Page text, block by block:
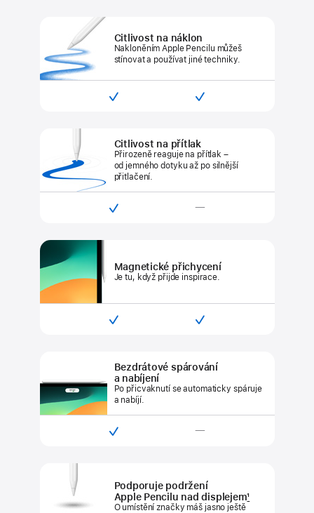
Citlivost na náklon
Nakloněním Apple Pencilu můžeš
stínovat a používat jiné techniky.
Kompatibilní

Kompatibilní
(USB‑C)

Citlivost na přítlak
Přirozeně reaguje na přítlak –
od jemnéhodotyku až po silnější
přitlačení.
Kompatibilní

(USB‑C)
—
Magnetické přichycení
Je tu, když přijde inspirace.
Kompatibilní

Kompatibilní
(USB‑C)

Bezdrátové spárování
a nabíjení
Po přicvaknutí se automaticky spáruje
a nabíjí.
Kompatibilní

(USB‑C)
—
Podporuje podržení
Apple Pencilu nad displejem1
O umístění značky máš jasno ještě